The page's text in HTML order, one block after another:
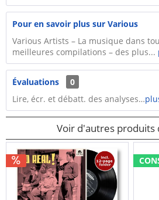
Pour en savoir plus sur Various
Various Artists – La musique dans
meilleures compilations – des plus...
Évaluations
0
Lire, écr. et débatt. des analyses…
Voir d'autres produits